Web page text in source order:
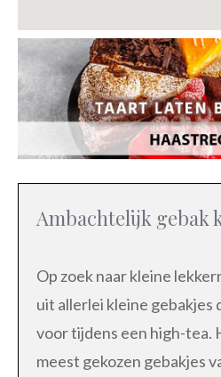
Ambachtelijk gebak
Op zoek naar kleine
uit allerlei kleine gebakjes
voor tijdens een high-tea.
meest gekozen gebakjes